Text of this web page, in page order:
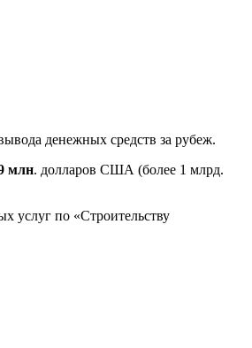
денежных средств за рубеж.
млн. долларов США (более 1 млрд.
услуг по «Строительству